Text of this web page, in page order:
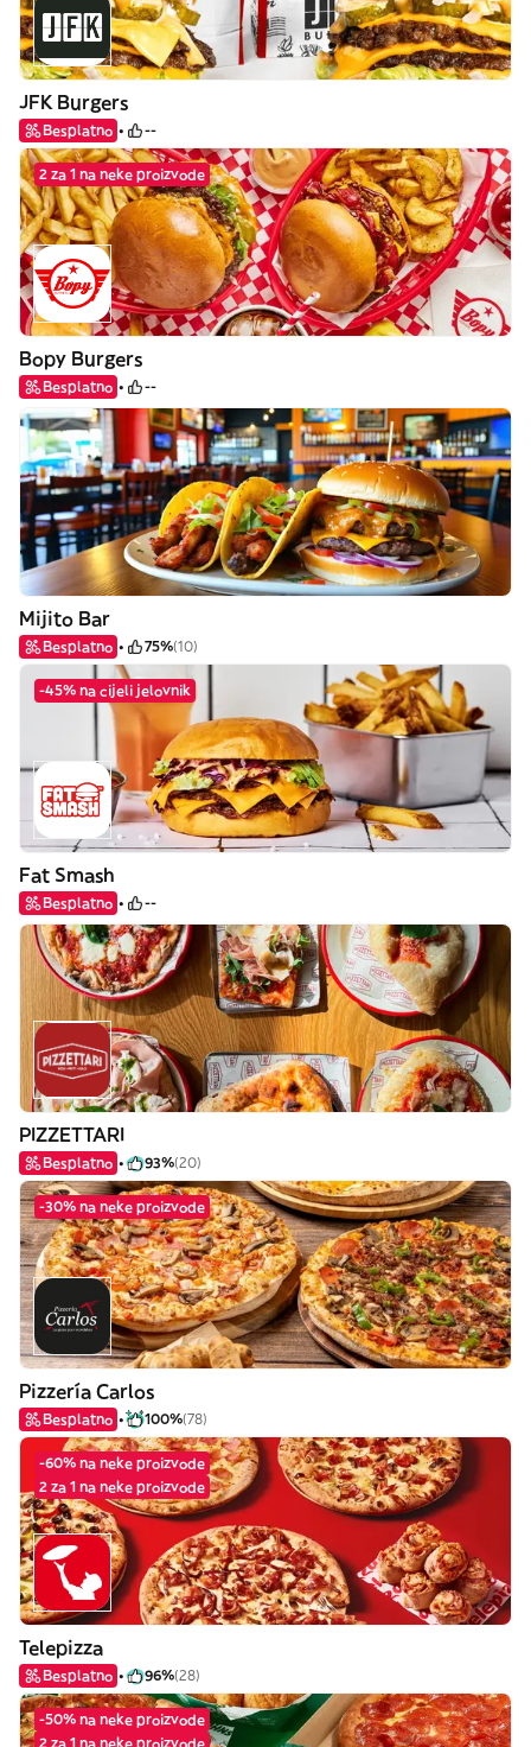
JFK Burgers
Besplatno --
2 za 1 na neke proizvode
Bopy Burgers
Besplatno --
Mijito Bar
Besplatno 75%(10)
-45% na cijeli jelovnik
Fat Smash
Besplatno --
PIZZETTARI
Besplatno 93%(20)
-30% na neke proizvode
Pizzería Carlos
Besplatno 100%(78)
-60% na neke proizvode
2 za 1 na neke proizvode
Telepizza
Besplatno 96%(28)
-50% na neke proizvode
2 za 1 na neke proizvode